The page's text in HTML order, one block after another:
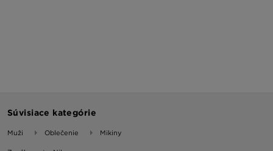
Súvisiace kategórie
Muži Oblečenie Mikiny